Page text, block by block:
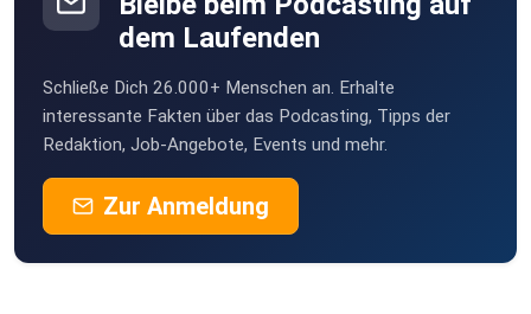
dem Laufenden
Schließe Dich 26.000+ Menschen an. Erhalte
interessante Fakten über das Podcasting, Tipps der
Redaktion, Job-Angebote, Events und mehr.
Zur Anmeldung